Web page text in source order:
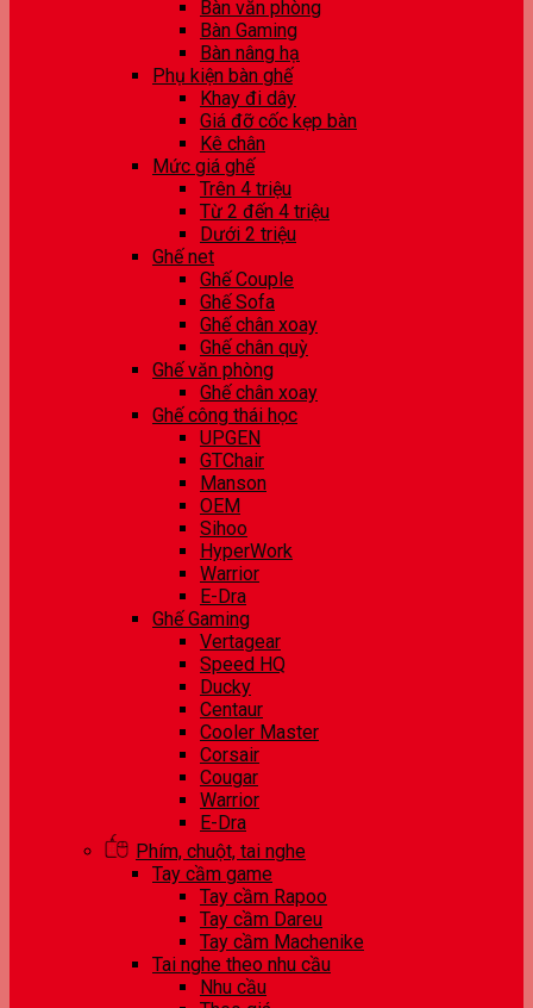
Bàn văn phòng
Bàn Gaming
Bàn nâng hạ
Phụ kiện bàn ghế
Khay đi dây
Giá đỡ cốc kẹp bàn
Kê chân
Mức giá ghế
Trên 4 triệu
Từ 2 đến 4 triệu
Dưới 2 triệu
Ghế net
Ghế Couple
Ghế Sofa
Ghế chân xoay
Ghế chân quỳ
Ghế văn phòng
Ghế chân xoay
Ghế công thái học
UPGEN
GTChair
Manson
OEM
Sihoo
HyperWork
Warrior
E-Dra
Ghế Gaming
Vertagear
Speed HQ
Ducky
Centaur
Cooler Master
Corsair
Cougar
Warrior
E-Dra
Phím, chuột, tai nghe
Tay cầm game
Tay cầm Rapoo
Tay cầm Dareu
Tay cầm Machenike
Tai nghe theo nhu cầu
Nhu cầu